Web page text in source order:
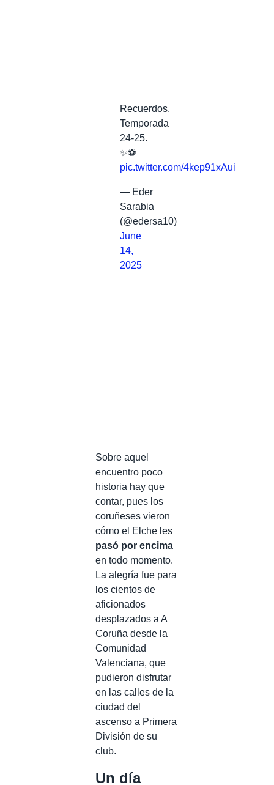
Recuerdos.
Temporada
24-25.
✨⚽️
pic.twitter.com/4kep91xAui
— Eder
Sarabia
(@edersa10)
June
14,
2025
Sobre aquel
encuentro poco
historia hay que
contar, pues los
coruñeses vieron
cómo el Elche les
pasó por encima
en todo momento.
La alegría fue para
los cientos de
aficionados
desplazados a A
Coruña desde la
Comunidad
Valenciana, que
pudieron disfrutar
en las calles de la
ciudad del
ascenso a Primera
División de su
club.
Un día